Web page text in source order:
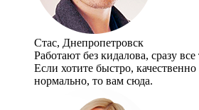
Стас, Днепропетровск
Работают без кидалова, сразу
Если хотите быстро,
нормально, то вам сюда.